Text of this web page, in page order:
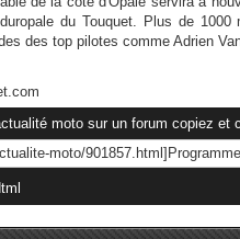
du Touquet. Plus de
des top pilotes comme Adrien
moto sur un forum copiez et